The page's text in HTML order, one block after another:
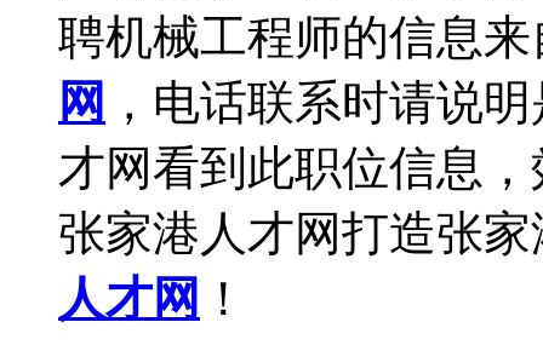
聘机械工程师的信息来
网 ，电话联系时请说
才网看到此职位信息
张家港人才网打造张
人才网 ！